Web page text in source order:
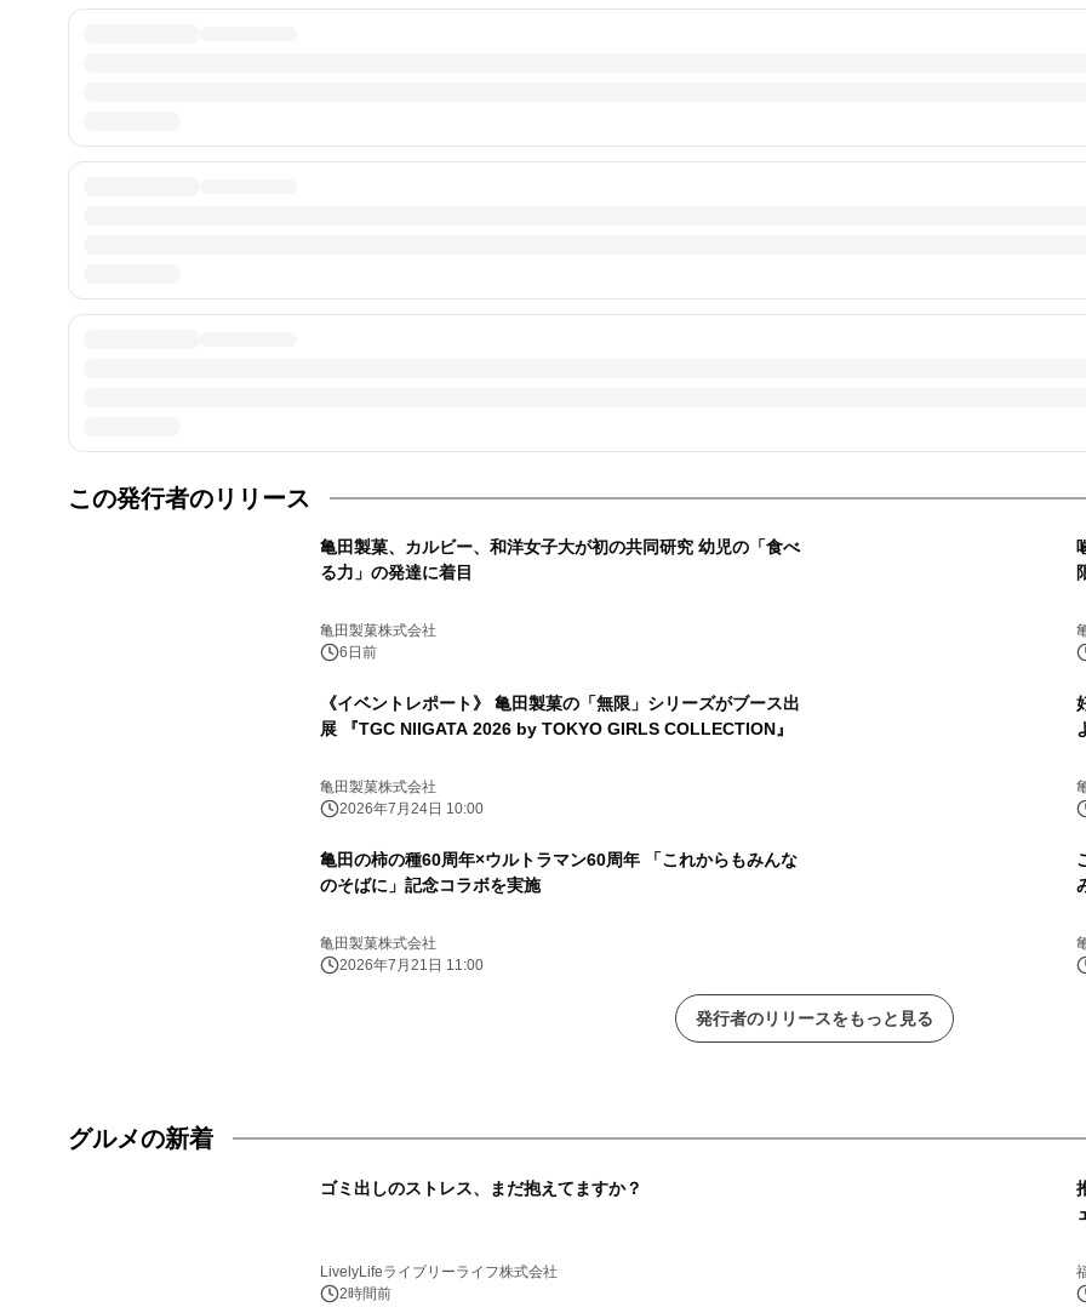
この発行者のリリース
亀田製菓、カルビー、和洋女子大が初の共同研究 幼児の「食べ
る力」の発達に着目
亀田製菓株式会社
6日前
《イベントレポート》 亀田製菓の「無限」シリーズがブース出
展 『TGC NIIGATA 2026 by TOKYO GIRLS COLLECTION』
亀田製菓株式会社
2026年7月24日 10:00
亀田の柿の種60周年×ウルトラマン60周年 「これからもみんな
のそばに」記念コラボを実施
亀田製菓株式会社
2026年7月21日 11:00
発行者のリリースをもっと見る
グルメの新着
ゴミ出しのストレス、まだ抱えてますか？
LivelyLifeライブリーライフ株式会社
2時間前